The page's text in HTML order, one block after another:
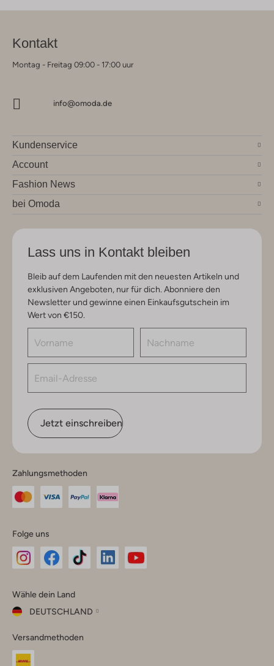
Kontakt
Montag - Freitag 09:00 - 17:00 uur
info@omoda.de
Kundenservice
Account
Fashion News
bei Omoda
Lass uns in Kontakt bleiben
Bleib auf dem Laufenden mit den neuesten Artikeln und
exklusiven Angeboten, nur für dich. Abonniere den
Newsletter und gewinne einen Einkaufsgutschein im
Wert von €150.
Jetzt einschreiben
Zahlungsmethoden
Folge uns
Instagram
Facebook
TikTok
Wähle dein Land
DEUTSCHLAND
dein
Land
Versandmethoden